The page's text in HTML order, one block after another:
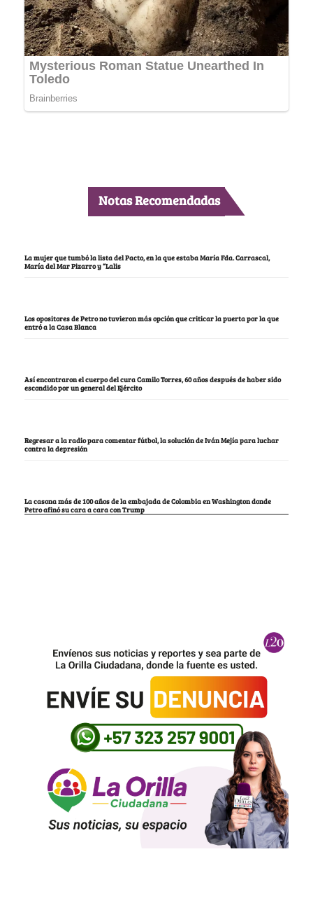
Notas Recomendadas
La mujer que tumbó la lista del Pacto, en la que estaba María Fda. Carrascal,
María del Mar Pizarro y “Lalis
Los opositores de Petro no tuvieron más opción que criticar la puerta por la que
entró a la Casa Blanca
Así encontraron el cuerpo del cura Camilo Torres, 60 años después de haber sido
escondido por un general del Ejército
Regresar a la radio para comentar fútbol, la solución de Iván Mejía para luchar
contra la depresión
La casona más de 100 años de la embajada de Colombia en Washington donde
Petro afinó su cara a cara con Trump